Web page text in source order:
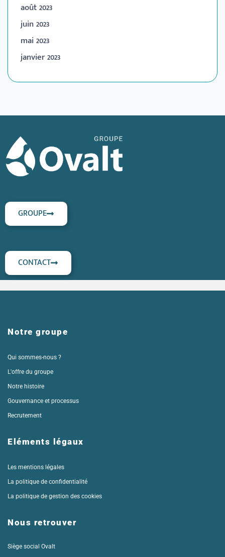
août 2023
juin 2023
mai 2023
janvier 2023
GROUPE
CONTACT
Notre groupe
Qui sommes-nous ?
L'offre du groupe
Notre histoire
Gouvernance et processus
Recrutement
Eléments légaux
Les mentions légales
La politique de confidentialité
La politique de gestion des cookies
Nous retrouver
Siège social Ovalt